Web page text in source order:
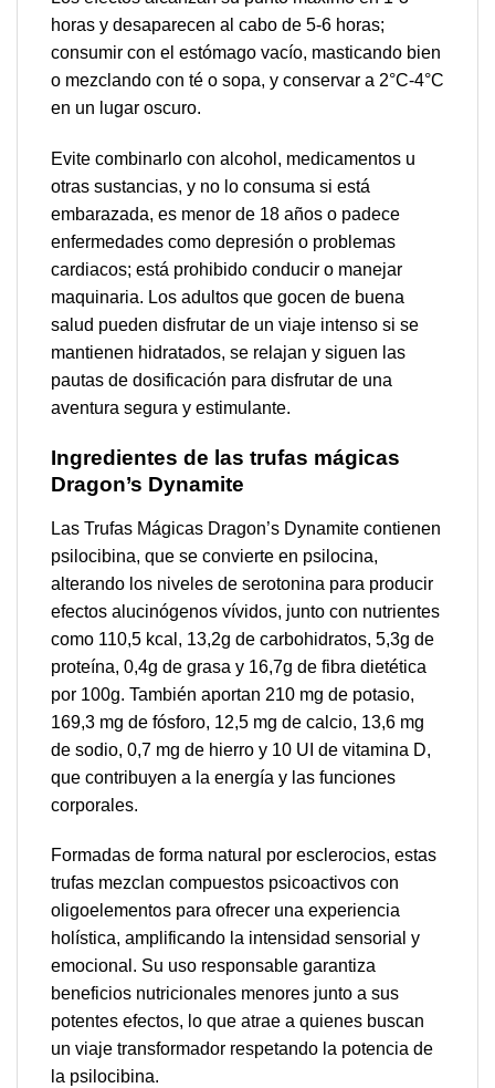
horas y desaparecen al cabo de 5-6 horas;
consumir con el estómago vacío, masticando bien
o mezclando con té o sopa, y conservar a 2°C-4°C
en un lugar oscuro.
Evite combinarlo con alcohol, medicamentos u
otras sustancias, y no lo consuma si está
embarazada, es menor de 18 años o padece
enfermedades como depresión o problemas
cardiacos; está prohibido conducir o manejar
maquinaria. Los adultos que gocen de buena
salud pueden disfrutar de un viaje intenso si se
mantienen hidratados, se relajan y siguen las
pautas de dosificación para disfrutar de una
aventura segura y estimulante.
Ingredientes de las trufas mágicas
Dragon’s Dynamite
Las Trufas Mágicas Dragon’s Dynamite contienen
psilocibina, que se convierte en psilocina,
alterando los niveles de serotonina para producir
efectos alucinógenos vívidos, junto con nutrientes
como 110,5 kcal, 13,2g de carbohidratos, 5,3g de
proteína, 0,4g de grasa y 16,7g de fibra dietética
por 100g. También aportan 210 mg de potasio,
169,3 mg de fósforo, 12,5 mg de calcio, 13,6 mg
de sodio, 0,7 mg de hierro y 10 UI de vitamina D,
que contribuyen a la energía y las funciones
corporales.
Formadas de forma natural por esclerocios, estas
trufas mezclan compuestos psicoactivos con
oligoelementos para ofrecer una experiencia
holística, amplificando la intensidad sensorial y
emocional. Su uso responsable garantiza
beneficios nutricionales menores junto a sus
potentes efectos, lo que atrae a quienes buscan
un viaje transformador respetando la potencia de
la psilocibina.